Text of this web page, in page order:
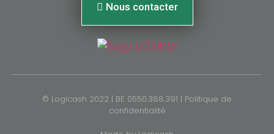
Nous contacter
© Logicash 2022 | BE 0550.388.391 | Politique de
confidentialité